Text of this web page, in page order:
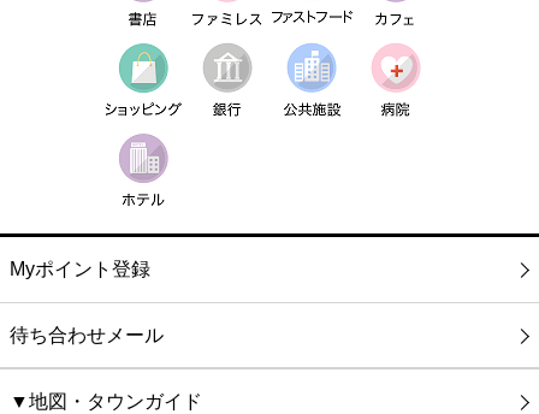
Myポイント登録
待ち合わせメール
▼地図・タウンガイド